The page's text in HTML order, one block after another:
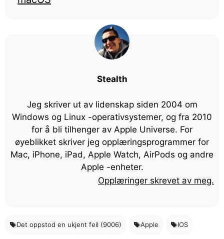
Stealth
Jeg skriver ut av lidenskap siden 2004 om
Windows og Linux -operativsystemer, og fra 2010
for å bli tilhenger av Apple Universe. For
øyeblikket skriver jeg opplæringsprogrammer for
Mac, iPhone, iPad, Apple Watch, AirPods og andre
Apple -enheter.
Opplæringer skrevet av meg.
Det oppstod en ukjent feil (9006) Apple IOS